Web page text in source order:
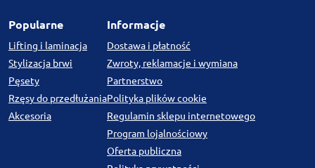
Popularne
Lifting i laminacja
Stylizacja brwi
Pęsety
Rzęsy do przedłużania
Akcesoria
Informacje
Dostawa i płatność
Zwroty, reklamacje i wymiana
Partnerstwo
Polityka plików cookie
Regulamin sklepu internetowego
Program lojalnościowy
Oferta publiczna